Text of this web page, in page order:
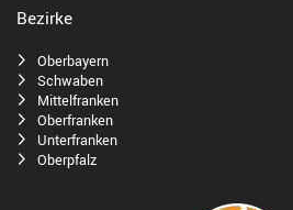
Bezirke
Oberbayern
Schwaben
Mittelfranken
Oberfranken
Unterfranken
Oberpfalz